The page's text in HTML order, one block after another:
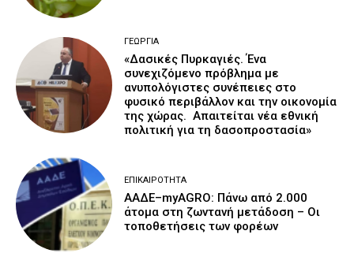
ΓΕΩΡΓΊΑ
«Δασικές Πυρκαγιές. Ένα
συνεχιζόμενο πρόβλημα με
ανυπολόγιστες συνέπειες στο
φυσικό περιβάλλον και την οικονομία
της χώρας. Απαιτείται νέα εθνική
πολιτική για τη δασοπροστασία»
ΕΠΙΚΑΙΡΌΤΗΤΑ
ΑΑΔΕ–myAGRO: Πάνω από 2.000
άτομα στη ζωντανή μετάδοση – Οι
τοποθετήσεις των φορέων